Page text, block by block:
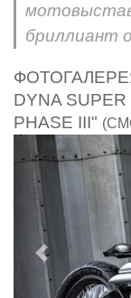
бриллиант
DYNA
PHASE III"
Предыдущий